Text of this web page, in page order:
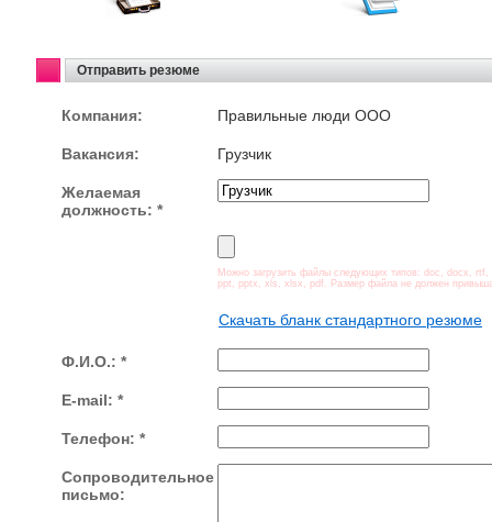
Отправить резюме
Компания: Правильные люди ООО
Вакансия: Грузчик
Желаемая
должность: *
Можно загрузить файлы следующих типов: doc, docx,
ppt, pptx, xls, xlsx, pdf. Размер файла не должен
Скачать бланк стандартного резюме
Ф.И.О.: *
E-mail: *
Телефон: *
Сопроводительное
письмо: